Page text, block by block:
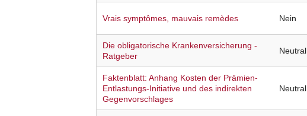
Vrais symptômes, mauvais remèdes Nein
Die obligatorische Krankenversicherung -
Ratgeber
Neutral
Faktenblatt: Anhang Kosten der Prämien-
Entlastungs-Initiative und des indirekten
Gegenvorschlages
Neutral